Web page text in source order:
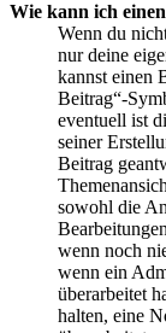
Wie kann ich
Wenn du
nur deine
kannst einen
Beitrag“-
eventuell ist
seiner
Beitrag
sowohl die
wenn noch
wenn ein
überarbeitet
halten, eine